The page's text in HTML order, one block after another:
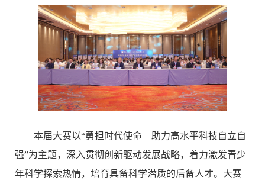
本届大赛以“勇担时代使命 助力高水平科技自立自
强”为主题，深入贯彻创新驱动发展战略，着力激发青少
年科学探索热情，培育具备科学潜质的后备人才。大赛